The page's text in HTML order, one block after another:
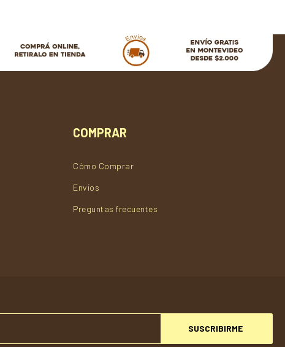
SUSCRIBIRME
COMPRAR
Cómo Comprar
Envios
Preguntas frecuentes